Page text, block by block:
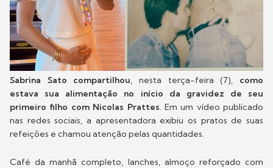
Sabrina Sato compartilhou, nesta terça-feira (7), como
estava sua alimentação no início da gravidez de seu
primeiro filho com Nicolas Prattes. Em um vídeo publicado
nas redes sociais, a apresentadora exibiu os pratos de suas
refeições e chamou atenção pelas quantidades.
Café da manhã completo, lanches, almoço reforçado com